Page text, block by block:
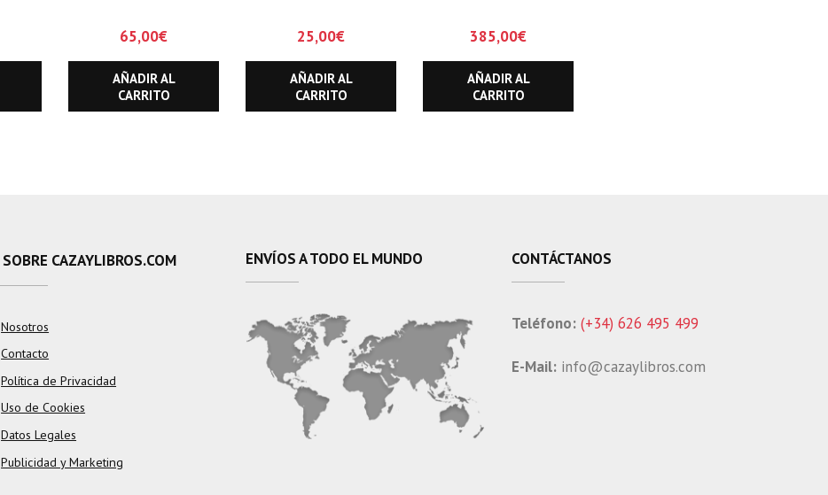
UN CAZADOR EN
AFRICA.
65,00€
AÑADIR AL
CARRITO
25,00€
AÑADIR AL
CARRITO
TOMOS)
385,00€
AÑADIR AL
CARRITO
SOBRE CAZAYLIBROS.COM
Nosotros
Contacto
Política de Privacidad
Uso de Cookies
Datos Legales
Publicidad y Marketing
ENVÍOS A TODO EL MUNDO CONTÁCTANOS
Teléfono: (+34) 626 495 499
E-Mail: info@cazaylibros.com